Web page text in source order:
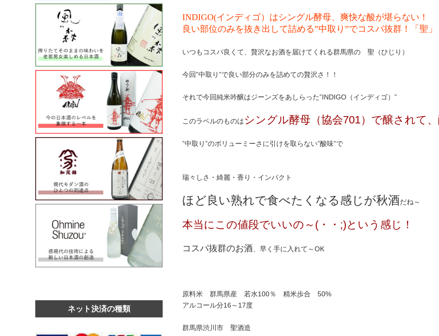
INDIGO(インディゴ）はシングル酵母、爽快な酸が堪らない！
良い部位のみを抜き出して詰める”中取り”でコスパ抜群！「聖」
いつもコスパ良くて、贅沢なお酒を届けてくれる群馬県の 聖（ひじり）
今回”中取り”で良い部分のみを詰めての贅沢さ！！
それで今回純米吟醸はジーンズをあしらった”INDIGO（インディゴ）”
このラベルのものはシングル酵母（協会701）で醸されて、
”中取り”のボリューミーさに引けを取らない”酸味”で
瑞々しさ・綺麗・香り・インパクト
ほど良い熟れで食べたくなる感じが秋酒だね～
本当にこの値段でいいの～(・・;)という感じ！
コスパ抜群のお酒 、早く手に入れて～OK
原料米 群馬県産 若水100％ 精米歩合 50%
アルコール分16～17度
群馬県渋川市 聖酒造
ネット決済の種類